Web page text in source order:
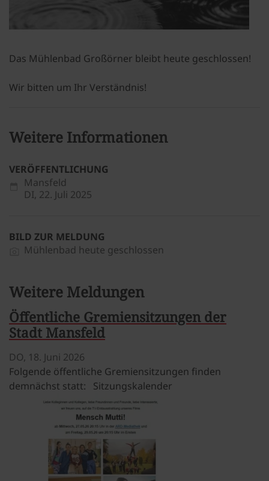
Das Mühlenbad Großörner bleibt heute geschlossen!
Wir bitten um Ihr Verständnis!
Weitere Informationen
VERÖFFENTLICHUNG
Mansfeld
DI, 22. Juli 2025
BILD ZUR MELDUNG
Mühlenbad heute geschlossen
Weitere Meldungen
Öffentliche Gremiensitzungen der
Stadt Mansfeld
DO, 18. Juni 2026
Folgende öffentliche Gremiensitzungen finden
demnächst statt: Sitzungskalender